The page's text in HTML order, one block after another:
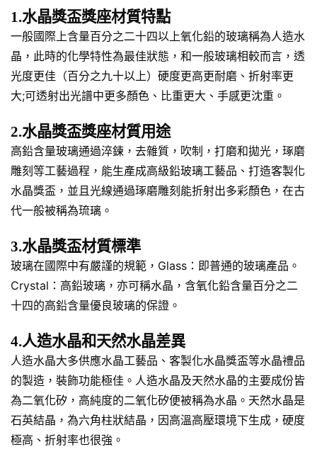
1.水晶獎盃獎座材質特點
一般國際上含量百分之二十四以上氧化鉛的玻璃稱為人造水
晶，此時的化學特性為最佳狀態，和一般玻璃相較而言，透
光度更佳（百分之九十以上）硬度更高更耐磨、折射率更
大;可透射出光譜中更多顏色、比重更大、手感更沈重。
2.水晶獎盃獎座材質用途
高鉛含量玻璃通過淬鍊，去雜質，吹制，打磨和拋光，琢磨
雕刻等工藝過程，能生產成高級鉛玻璃工藝品、打造客製化
水晶獎盃，並且光線通過琢磨雕刻能折射出多彩顏色，在古
代一般被稱為琉璃。
3.水晶獎盃材質標準
玻璃在國際中有嚴謹的規範，Glass：即普通的玻璃產品。
Crystal：高鉛玻璃，亦可稱水晶，含氧化鉛含量百分之二
十四的高鉛含量優良玻璃的保證。
4.人造水晶和天然水晶差異
人造水晶大多供應水晶工藝品、客製化水晶獎盃等水晶禮品
的製造，裝飾功能極佳。人造水晶及天然水晶的主要成份皆
為二氧化矽，高純度的二氧化矽便被稱為水晶。天然水晶是
石英結晶，為六角柱狀結晶，因高溫高壓環境下生成，硬度
極高、折射率也很強。